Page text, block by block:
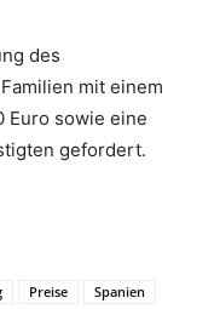
des
mit einem
Euro sowie eine
gefordert.
Preise
Spanien